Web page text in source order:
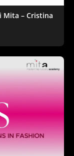
– Cristina